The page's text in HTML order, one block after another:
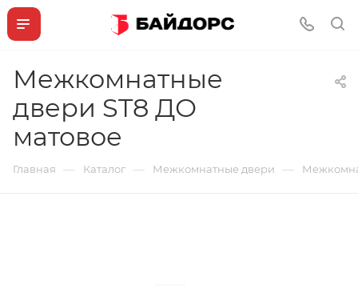
Межкомнатные
двери ST8 ДО
матовое
Главная — Каталог — Межкомнатные двери —